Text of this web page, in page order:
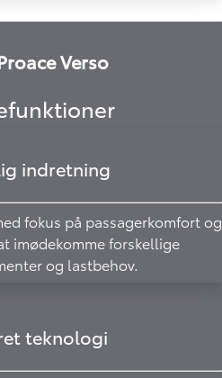
Verso
indretning
fokus på passagerkomfort og
imødekomme forskellige
og lastbehov.
teknologi